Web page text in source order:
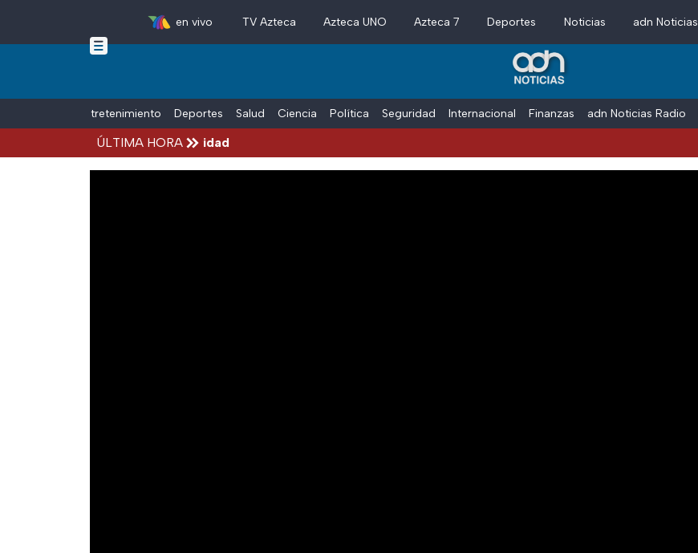
Skip to main content
en vivo TV Azteca Azteca UNO Azteca 7 Deportes Noticias adn Noticias
Entretenimiento Deportes Salud Ciencia Política Seguridad Internacional Finanzas adn Noticias Radio
ÚLTIMA HORA
por alerta de seguridad